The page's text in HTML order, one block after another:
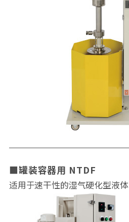
罐装容器用 NTDF
适用于速干性的湿气硬化型液体